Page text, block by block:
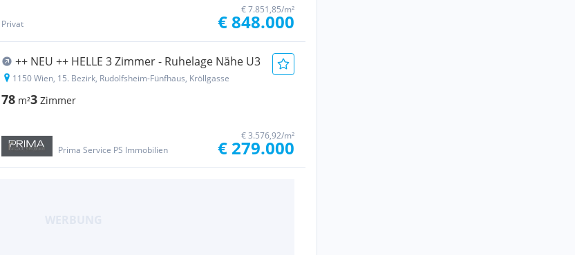
Privat
€ 7.851,85/m²
€ 848.000
++ NEU ++ HELLE 3 Zimmer - Ruhelage Nähe U3
1150 Wien, 15. Bezirk, Rudolfsheim-Fünfhaus, Kröllgasse
78 m²3 Zimmer
Prima Service PS Immobilien
€ 3.576,92/m²
€ 279.000